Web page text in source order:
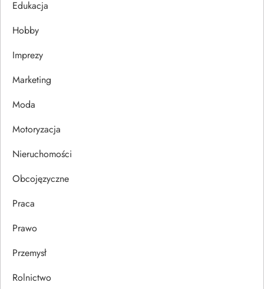
a
w
p
u
Edukacja
Hobby
Imprezy
Marketing
Moda
Motoryzacja
Nieruchomości
Obcojęzyczne
Praca
Prawo
Przemysł
Rolnictwo